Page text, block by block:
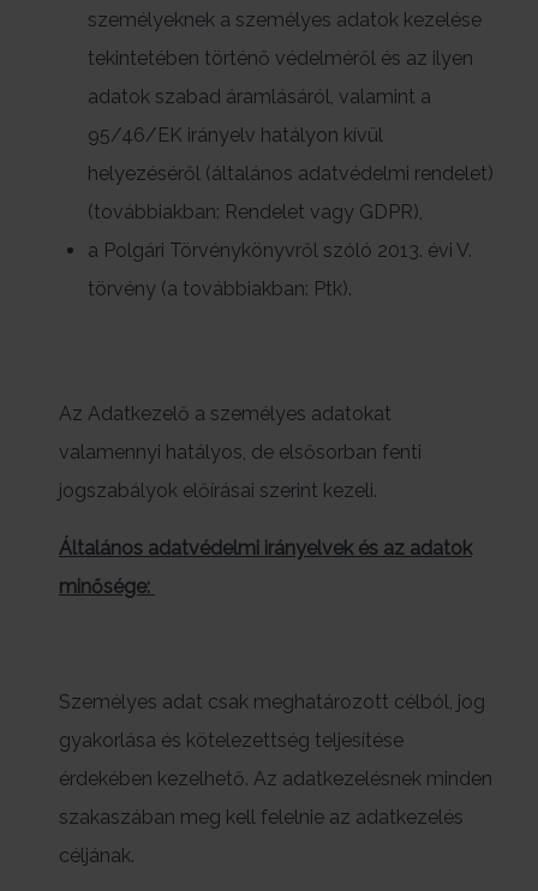
személyeknek a személyes adatok kezelése
tekintetében történő védelméről és az ilyen
adatok szabad áramlásáról, valamint a
95/46/EK irányelv hatályon kívül
helyezéséről (általános adatvédelmi rendelet)
(továbbiakban: Rendelet vagy GDPR),
a Polgári Törvénykönyvről szóló 2013. évi V.
törvény (a továbbiakban: Ptk).
Az Adatkezelő a személyes adatokat
valamennyi hatályos, de elsősorban fenti
jogszabályok előírásai szerint kezeli.
Általános adatvédelmi irányelvek és az adatok
minősége:
Személyes adat csak meghatározott célból, jog
gyakorlása és kötelezettség teljesítése
érdekében kezelhető. Az adatkezelésnek minden
szakaszában meg kell felelnie az adatkezelés
céljának.